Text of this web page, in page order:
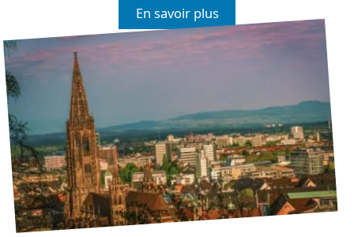
En savoir plus